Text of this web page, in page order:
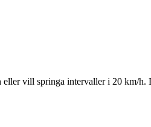
vill springa intervaller i 20 km/